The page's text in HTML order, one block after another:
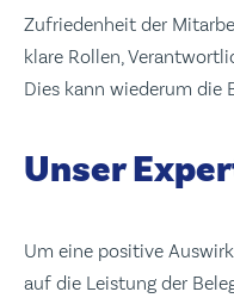
Zufriedenheit der
klare Rollen,
Dies kann wiederum die
Unser
Um eine positive
auf die Leistung der